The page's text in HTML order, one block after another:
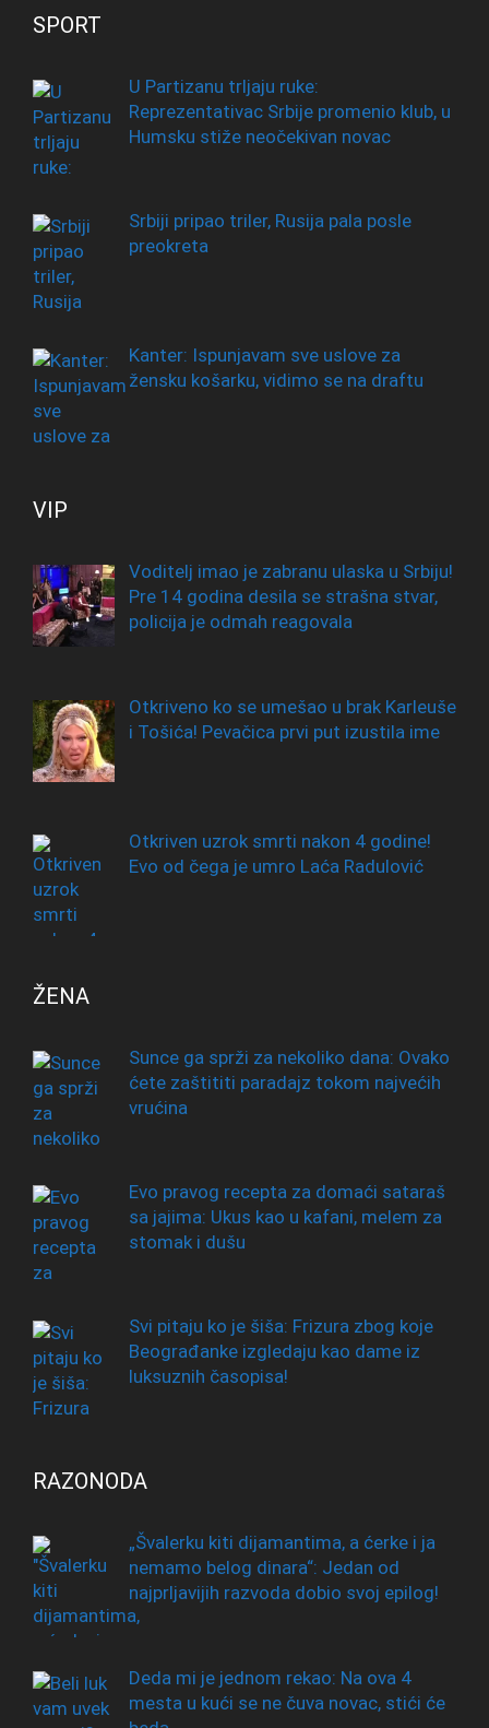
SPORT
U Partizanu trljaju ruke:
Reprezentativac Srbije promenio klub, u
Humsku stiže neočekivan novac
Srbiji pripao triler, Rusija pala posle
preokreta
Kanter: Ispunjavam sve uslove za
žensku košarku, vidimo se na draftu
VIP
Voditelj imao je zabranu ulaska u Srbiju!
Pre 14 godina desila se strašna stvar,
policija je odmah reagovala
Otkriveno ko se umešao u brak Karleuše
i Tošića! Pevačica prvi put izustila ime
Otkriven uzrok smrti nakon 4 godine!
Evo od čega je umro Laća Radulović
ŽENA
Sunce ga sprži za nekoliko dana: Ovako
ćete zaštititi paradajz tokom najvećih
vrućina
Evo pravog recepta za domaći sataraš
sa jajima: Ukus kao u kafani, melem za
stomak i dušu
Svi pitaju ko je šiša: Frizura zbog koje
Beograđanke izgledaju kao dame iz
luksuznih časopisa!
RAZONODA
„Švalerku kiti dijamantima, a ćerke i ja
nemamo belog dinara“: Jedan od
najprljavijih razvoda dobio svoj epilog!
Deda mi je jednom rekao: Na ova 4
mesta u kući se ne čuva novac, stići će